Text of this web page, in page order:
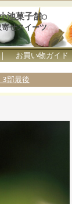
池菓子舗○
せスイーツ
お買い物ガイド
3部最後